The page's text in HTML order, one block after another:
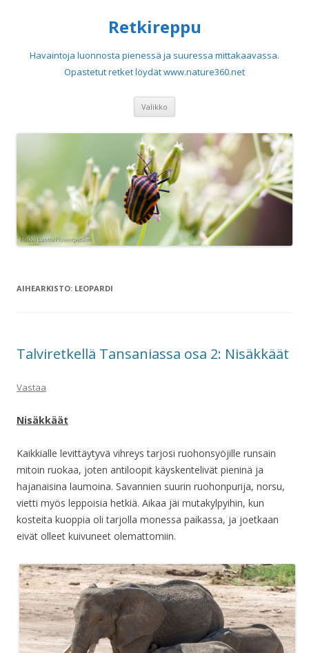
Retkireppu
Havaintoja luonnosta pienessä ja suuressa mittakaavassa.
Opastetut retket löydät www.nature360.net
Valikko
AIHEARKISTO: LEOPARDI
Talviretkellä Tansaniassa osa 2: Nisäkkäät
Vastaa
Nisäkkäät
Kaikkialle levittäytyvä vihreys tarjosi ruohonsyöjille runsain
mitoin ruokaa, joten antiloopit käyskentelivät pieninä ja
hajanaisina laumoina. Savannien suurin ruohonpurija, norsu,
vietti myös leppoisia hetkiä. Aikaa jäi mutakylpyihin, kun
kosteita kuoppia oli tarjolla monessa paikassa, ja joetkaan
eivät olleet kuivuneet olemattomiin.